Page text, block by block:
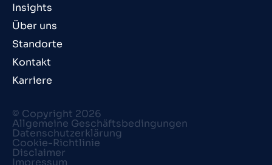
Insights
Über uns
Standorte
Kontakt
Karriere
© Copyright 2026
Allgemeine Geschäftsbedingungen
Datenschutzerklärung
Cookie-Richtlinie
Disclaimer
Impressum